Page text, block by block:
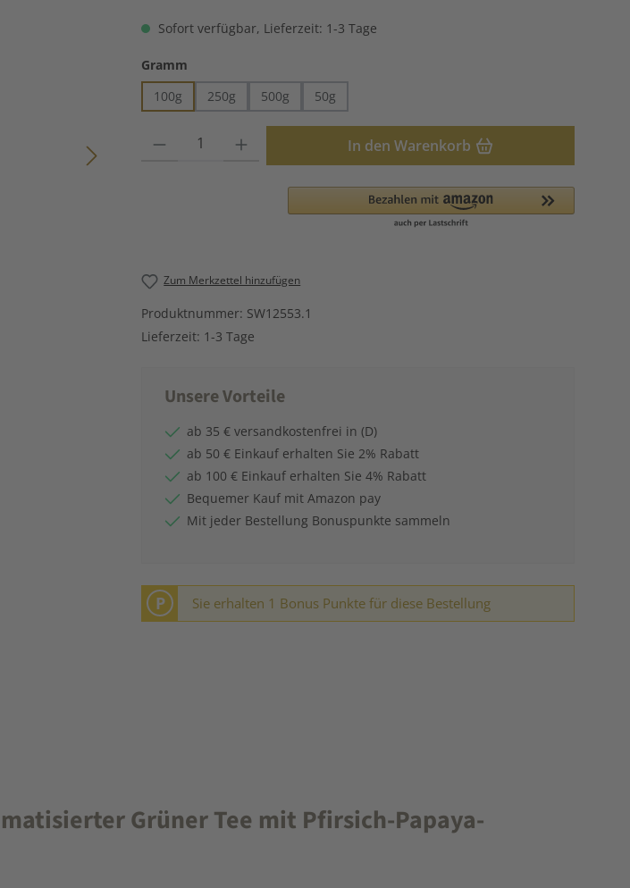
Sofort verfügbar, Lieferzeit: 1-3 Tage
Gramm
100g
250g 500g 50g
Produkt Anzahl: Gib den gewünschten Wert ein oder benutze die Schaltflächen
In den Warenkorb
Zum Merkzettel hinzufügen
Produktnummer: SW12553.1
Lieferzeit: 1-3 Tage
Unsere Vorteile
ab 35 € versandkostenfrei in (D)
ab 50 € Einkauf erhalten Sie 2% Rabatt
ab 100 € Einkauf erhalten Sie 4% Rabatt
Bequemer Kauf mit Amazon pay
Mit jeder Bestellung Bonuspunkte sammeln
P Sie erhalten 1 Bonus Punkte für diese Bestellung
Grüner Tee mit Pfirsich-Papaya-